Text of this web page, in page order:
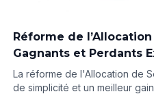
Réforme de
Gagnants et Perdants
La réforme de l'Allocation de
de simplicité et un meilleur